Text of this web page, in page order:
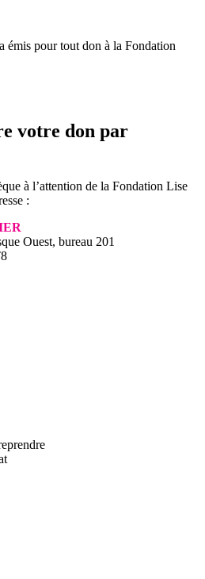
émis pour tout don à la Fondation
votre don par
à l’attention de la Fondation Lise
:
Ouest, bureau 201